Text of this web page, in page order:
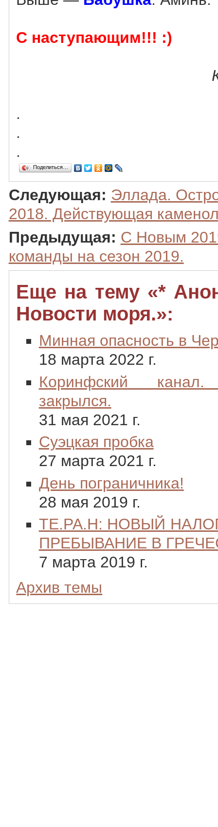
С наступающим!!! :)
.
.
.
Поделиться…
Следующая: Эллада.
2018. Действующая
Предыдущая: С Новым
команды на сезон 2019.
Еще на тему «*
Новости моря.»:
Минная опасность в
18 марта 2022 г.
Коринфский
закрылся.
31 мая 2021 г.
Суэцкая пробка
27 марта 2021 г.
День пограничника!
28 мая 2019 г.
ТЕ.РА.Н: НОВЫЙ
ПРЕБЫВАНИЕ В
7 марта 2019 г.
Архив темы